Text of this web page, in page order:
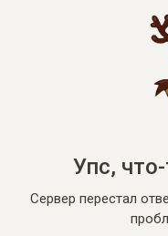
Упс,
Сервер перестал